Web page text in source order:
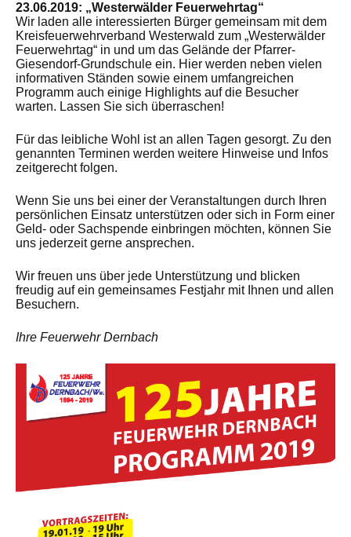
23.06.2019: „Westerwälder Feuerwehrtag“
Wir laden alle interessierten Bürger gemeinsam mit dem
Kreisfeuerwehrverband Westerwald zum „Westerwälder
Feuerwehrtag“ in und um das Gelände der Pfarrer-
Giesendorf-Grundschule ein. Hier werden neben vielen
informativen Ständen sowie einem umfangreichen
Programm auch einige Highlights auf die Besucher
warten. Lassen Sie sich überraschen!
Für das leibliche Wohl ist an allen Tagen gesorgt. Zu den
genannten Terminen werden weitere Hinweise und Infos
zeitgerecht folgen.
Wenn Sie uns bei einer der Veranstaltungen durch Ihren
persönlichen Einsatz unterstützen oder sich in Form einer
Geld- oder Sachspende einbringen möchten, können Sie
uns jederzeit gerne ansprechen.
Wir freuen uns über jede Unterstützung und blicken
freudig auf ein gemeinsames Festjahr mit Ihnen und allen
Besuchern.
Ihre Feuerwehr Dernbach